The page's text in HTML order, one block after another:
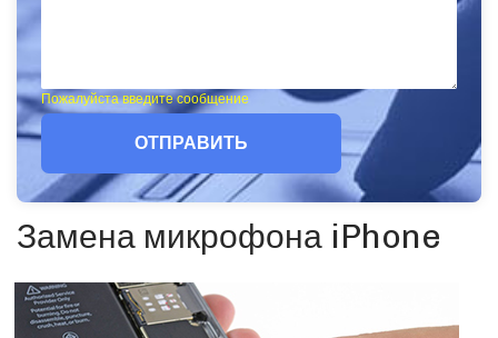
Пожалуйста введите сообщение
ОТПРАВИТЬ
Замена микрофона iPhone